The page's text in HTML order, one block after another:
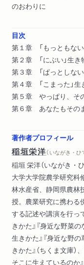
のおわりに
目次
第１章 「もっともない
第２章 「にぶい」生き
第３章 「ぱっとしない
第４章 「こまった」生
第５章 やっぱり、そ
第６章 あなたもその
著作者プロフィール
稲垣栄洋（ いながき・ひ
稲垣 栄洋（いながき・
大学大学院農学研究科
林水産省、静岡県農林
授。農業研究に携わる
する記述や講演を行っ
きかた』『身近な野菜
生きかた』『身近な野
きかた』（ちくま文庫
そこに生えているのか